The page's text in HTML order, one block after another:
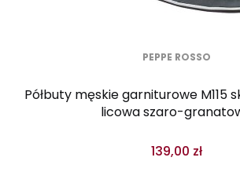
PEPPE ROSSO
Półbuty męskie garniturowe M115
licowa szaro-
139,00 zł